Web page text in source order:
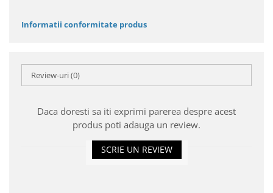
Informatii conformitate produs
Review-uri(0)
Daca doresti sa iti exprimi parerea despre acest
produs poti adauga un review.
SCRIE UN REVIEW